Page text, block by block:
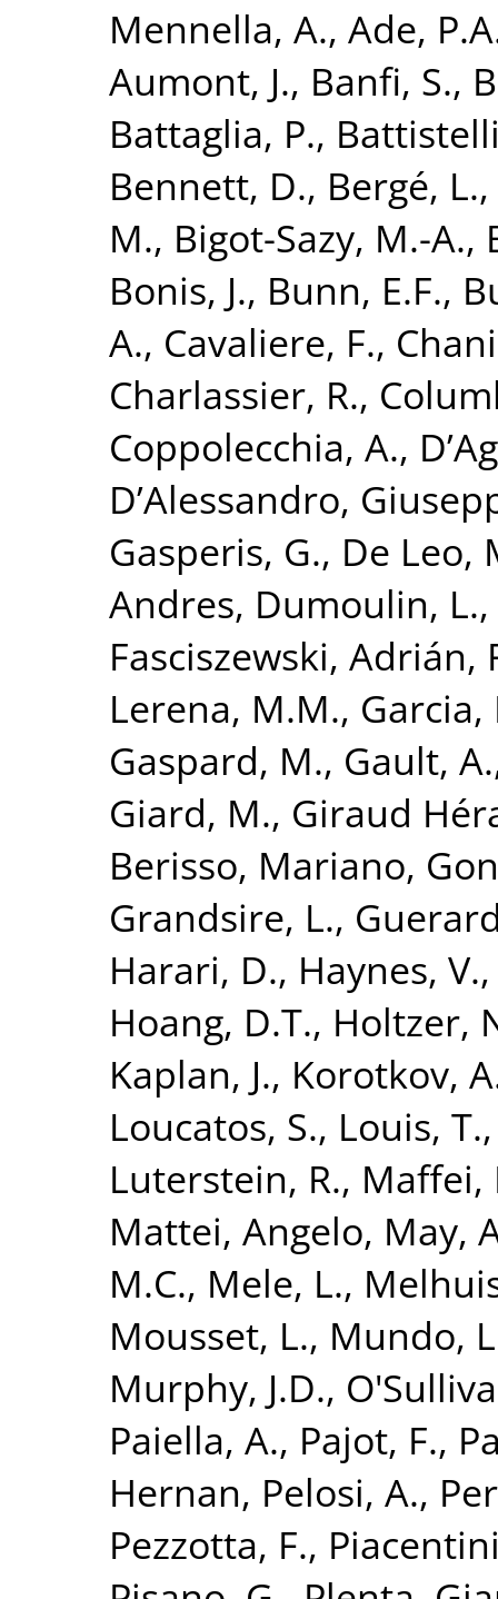
Mennella, A., Ade,
Aumont, J., Banfi, S.,
Battaglia, P.,
Bennett, D., Bergé, L.,
M., Bigot-Sazy, M.-A.,
Bonis, J., Bunn, E.F.,
A., Cavaliere, F.,
Charlassier, R.,
Coppolecchia, A.,
D’Alessandro,
Gasperis, G., De Leo,
Andres, Dumoulin, L.,
Fasciszewski, Adrián,
Lerena, M.M., Garcia,
Gaspard, M., Gault, A.
Giard, M., Giraud
Berisso, Mariano,
Grandsire, L.,
Harari, D., Haynes, V.
Hoang, D.T., Holtzer,
Kaplan, J., Korotkov,
Loucatos, S., Louis, T.
Luterstein, R., Maffei,
Mattei, Angelo, May,
M.C., Mele, L.,
Mousset, L., Mundo,
Murphy, J.D.,
Paiella, A., Pajot, F.,
Hernan, Pelosi, A.,
Pezzotta, F.,